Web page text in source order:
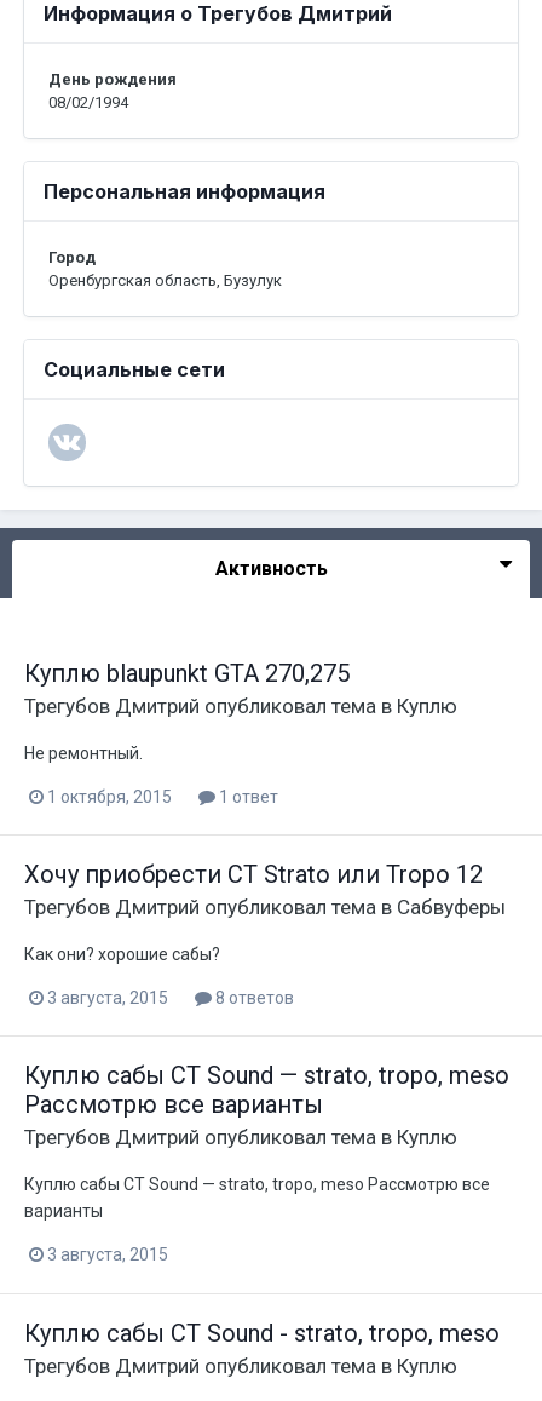
Информация о Трегубов Дмитрий
День рождения
08/02/1994
Персональная информация
Город
Оренбургская область, Бузулук
Социальные сети
Активность
Куплю blaupunkt GTA 270,275
Трегубов Дмитрий опубликовал тема в Куплю
Не ремонтный.
1 октября, 2015 1 ответ
Хочу приобрести CT Strato или Tropo 12
Трегубов Дмитрий опубликовал тема в Сабвуферы
Как они? хорошие сабы?
3 августа, 2015 8 ответов
Куплю сабы CT Sound — strato, tropo, meso
Рассмотрю все варианты
Трегубов Дмитрий опубликовал тема в Куплю
Куплю сабы CT Sound — strato, tropo, meso Рассмотрю все
варианты
3 августа, 2015
Куплю сабы CT Sound - strato, tropo, meso
Трегубов Дмитрий опубликовал тема в Куплю